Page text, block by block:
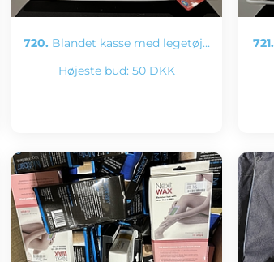
720. Blandet kasse med legetøj…
Højeste bud: 50 DKK
721.